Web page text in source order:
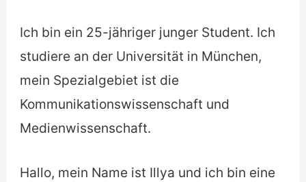
Ich bin ein 25-jähriger junger Student. Ich
studiere an der Universität in München,
mein Spezialgebiet ist die
Kommunikationswissenschaft und
Medienwissenschaft.
Hallo, mein Name ist Illya und ich bin eine